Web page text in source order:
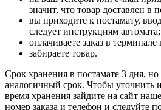
значит, что товар доставлен в
вы приходите к постамату,
следует инструкциям автомата;
оплачиваете заказ в терминале
забираете товар.
Срок хранения в постамате 3 дня,
аналогичный срок. Чтобы
время хранения зайдите на сайт
номер заказа и телефон и следуйте